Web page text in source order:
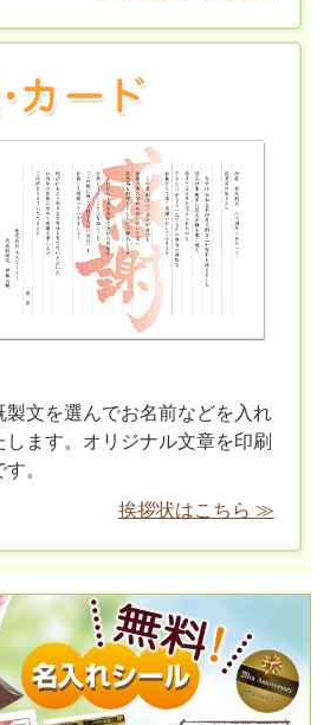
製文を選んでお名前などを入れ
します。オリジナル文章を印刷
。
挨拶状はこちら ≫